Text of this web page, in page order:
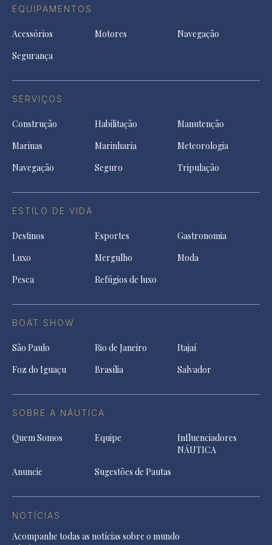
EQUIPAMENTOS
Acessórios Motores
Navegação
Segurança
SERVIÇOS
Construção Habilitação
Manutenção
Marinas
Marinharia
Meteorologia
Navegação
Seguro Tripulação
ESTILO DE VIDA
Destinos Esportes
Gastronomia
Luxo
Mergulho
Moda
Pesca
Refúgios de luxo
BOAT SHOW
São Paulo Rio de Janeiro
Itajaí
Foz do Iguaçu
Brasília Salvador
SOBRE A NÁUTICA
Quem Somos Equipe
Influenciadores
NÁUTICA
Anuncie
Sugestões de Pautas
NOTÍCIAS
Acompanhe todas as notícias sobre o mundo